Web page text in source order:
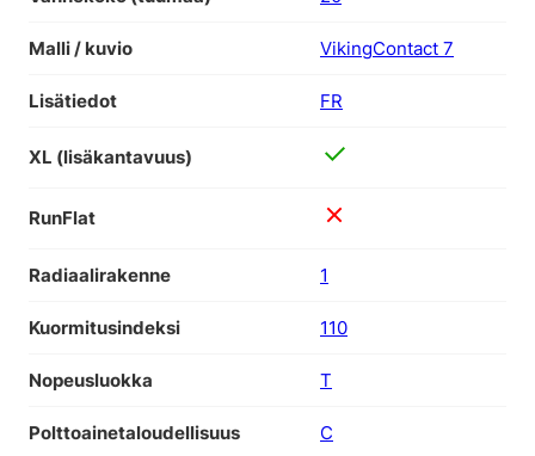
Malli / kuvio VikingContact 7
Lisätiedot FR
XL (lisäkantavuus)
RunFlat
Radiaalirakenne 1
Kuormitusindeksi 110
Nopeusluokka T
Polttoainetaloudellisuus C